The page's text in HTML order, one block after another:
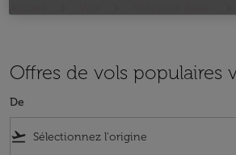
Offres de vols populaires
De
flight_takeoff